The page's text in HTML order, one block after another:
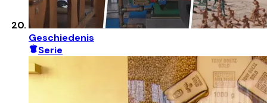
Geschiedenis
Serie